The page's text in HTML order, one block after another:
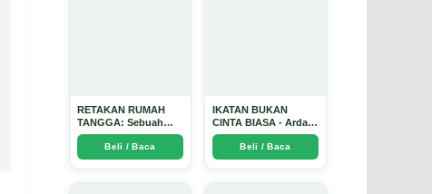
RETAKAN RUMAH
TANGGA: Sebuah
Perjalanan Emosional
yang Intim dan
Mendalam - Arda
Dinata
Beli / Baca
IKATAN BUKAN
CINTA BIASA - Arda
Dinata
Beli / Baca